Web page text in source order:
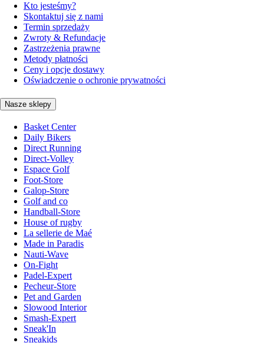
Kto jesteśmy?
Skontaktuj się z nami
Termin sprzedaży
Zwroty & Refundacje
Zastrzeżenia prawne
Metody płatności
Ceny i opcje dostawy
Oświadczenie o ochronie prywatności
Nasze sklepy
Basket Center
Daily Bikers
Direct Running
Direct-Volley
Espace Golf
Foot-Store
Galop-Store
Golf and co
Handball-Store
House of rugby
La sellerie de Maé
Made in Paradis
Nauti-Wave
On-Fight
Padel-Expert
Pecheur-Store
Pet and Garden
Slowood Interior
Smash-Expert
Sneak'In
Sneakids